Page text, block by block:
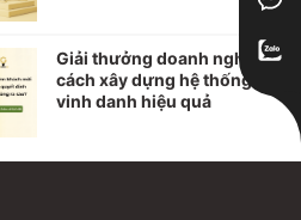
Giải thưởng doanh nghiệp:
cách xây dựng hệ thống
vinh danh hiệu quả